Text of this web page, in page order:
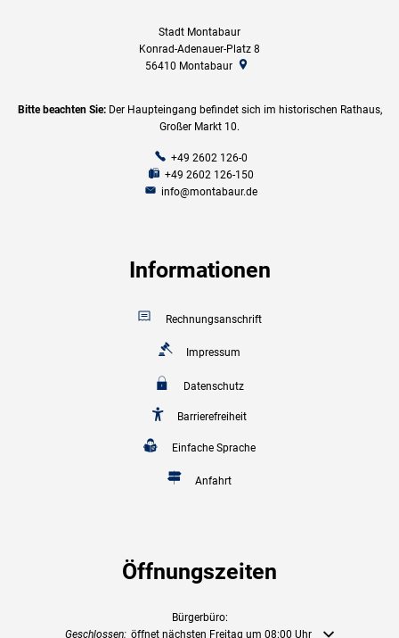
Stadt Montabaur
Konrad-Adenauer-Platz 8
56410 Montabaur
Bitte beachten Sie: Der Haupteingang befindet sich im historischen Rathaus,
Großer Markt 10.
+49 2602 126-0
+49 2602 126-150
info@montabaur.de
Informationen
Rechnungsanschrift
Impressum
Datenschutz
Barrierefreiheit
Einfache Sprache
Anfahrt
Öffnungszeiten
Bürgerbüro:
Klicken, um weitere Öffnungs- oder Schließzeiten auszublenden
Geschlossen: öffnet nächsten Freitag um 08:00 Uhr